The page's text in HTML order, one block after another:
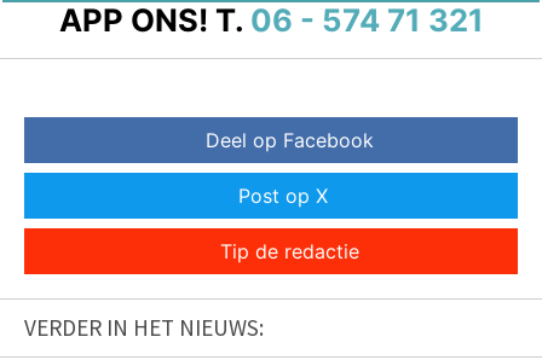
APP ONS! T. 06 - 574 71 321
Deel op Facebook
Post op X
Tip de redactie
VERDER IN HET NIEUWS: